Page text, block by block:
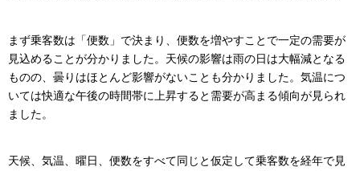
まず乗客数は「便数」で決まり、便数を増やすことで一定の需要が
見込めることが分かりました。天候の影響は雨の日は大幅減となる
ものの、曇りはほとんど影響がないことも分かりました。気温につ
いては快適な午後の時間帯に上昇すると需要が高まる傾向が見られ
ました。
天候、気温、曜日、便数をすべて同じと仮定して乗客数を経年で見